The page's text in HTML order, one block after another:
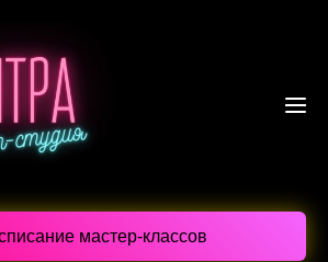
мастер-классов